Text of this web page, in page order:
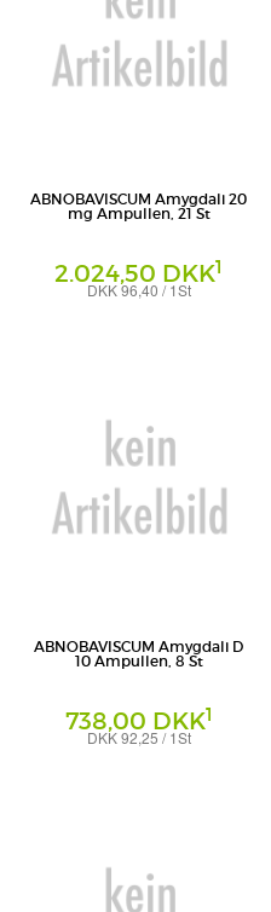
ABNOBAVISCUM Amygdali 20
mg Ampullen, 21 St
2.024,50 DKK1
DKK 96,40 / 1St
ABNOBAVISCUM Amygdali D
10 Ampullen, 8 St
738,00 DKK1
DKK 92,25 / 1St